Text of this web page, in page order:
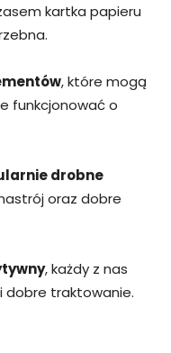
kartka papieru
, które mogą
funkcjonować o
drobne
oraz dobre
, każdy z nas
dobre traktowanie.